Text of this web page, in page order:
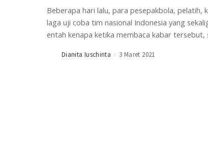
Beberapa hari lalu, para pesepakbola, pelatih,
laga uji coba tim nasional Indonesia yang
entah kenapa ketika membaca kabar
PostedDianita Iuschinta 3 Maret 2021